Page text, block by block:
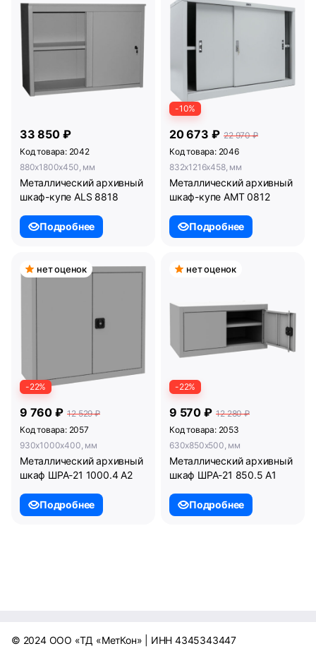
33 850 ₽
Код товара: 2042
880x1800x450, мм
Металлический архивный
шкаф-купе ALS 8818
Подробнее
-10%
20 673 ₽ 22 970 ₽
Код товара: 2046
832x1216x458, мм
Металлический архивный
шкаф-купе AMT 0812
Подробнее
нет оценок
-22%
9 760 ₽ 12 529 ₽
Код товара: 2057
930x1000x400, мм
Металлический архивный
шкаф ШРА-21 1000.4 А2
Подробнее
нет оценок
-22%
9 570 ₽ 12 280 ₽
Код товара: 2053
630x850x500, мм
Металлический архивный
шкаф ШРА-21 850.5 А1
Подробнее
© 2024 ООО «ТД «МетКон» | ИНН 4345343447